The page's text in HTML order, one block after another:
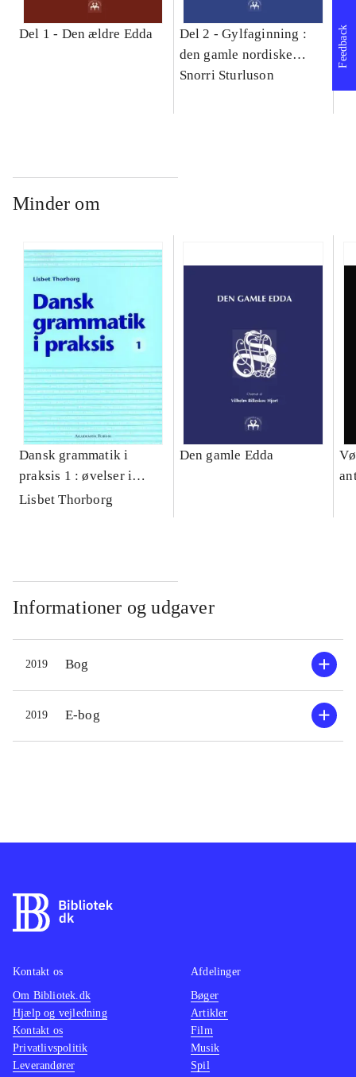
Del 1 - Den ældre Edda Del 2 -Gylfaginning :
den gamle nordiske
gudelære : (første del af
Snorri Sturluson
Minder om
Dansk grammatik i
praksis 1 : øvelser i
verber og
Lisbet Thorborg
Den gamle Edda
Informationer og udgaver
2019 Bog
2019 E-bog
Feedback
Kontakt os
Om Bibliotek.dk
Hjælp og vejledning
Kontakt os
Privatlivspolitik
Leverandører
Afdelinger
Bøger
Artikler
Film
Musik
Spil